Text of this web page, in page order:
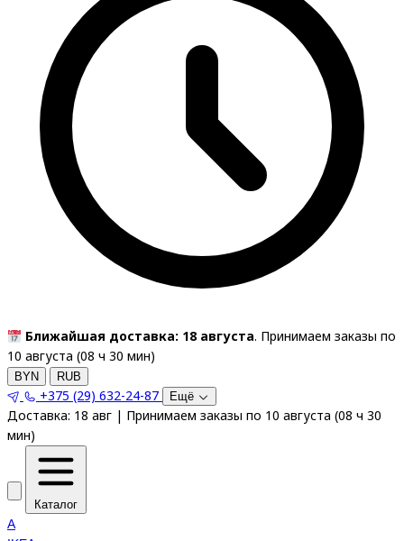
Ближайшая доставка: 18 августа. Принимаем заказы по
10 августа (08 ч 30 мин)
BYN RUB
+375 (29) 632-24-87 Ещё
Доставка: 18 авг | Принимаем заказы по 10 августа (08 ч 30
мин)
Каталог
A